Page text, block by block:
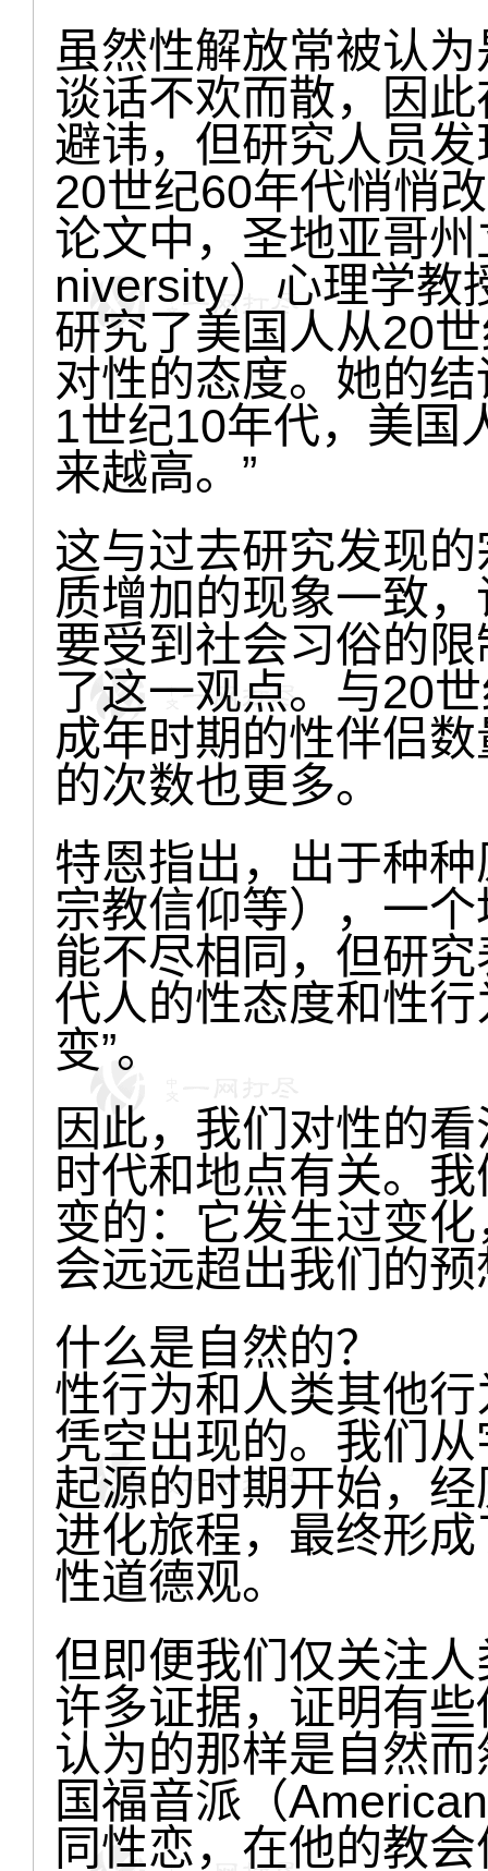
虽然性解放常被认
谈话不欢而散，因
避讳，但研究人员
20世纪60年代悄悄
论文中，圣地亚哥
niversity）心理学教
研究了美国人从20
对性的态度。她的
1世纪10年代，美国
来越高。”
这与过去研究发现
质增加的现象一致
要受到社会习俗的
了这一观点。与20
成年时期的性伴侣
的次数也更多。
特恩指出，出于种
宗教信仰等），一
能不尽相同，但研
代人的性态度和性
变”。
因此，我们对性的
时代和地点有关。
变的：它发生过变
会远远超出我们的
什么是自然的？
性行为和人类其他
凭空出现的。我们
起源的时期开始，
进化旅程，最终形
性道德观。
但即便我们仅关注
许多证据，证明有
认为的那样是自然
国福音派（
同性恋，在他的教